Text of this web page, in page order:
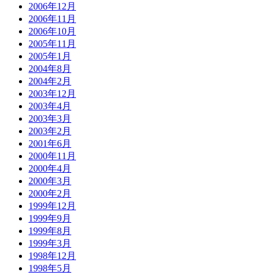
2006年12月
2006年11月
2006年10月
2005年11月
2005年1月
2004年8月
2004年2月
2003年12月
2003年4月
2003年3月
2003年2月
2001年6月
2000年11月
2000年4月
2000年3月
2000年2月
1999年12月
1999年9月
1999年8月
1999年3月
1998年12月
1998年5月